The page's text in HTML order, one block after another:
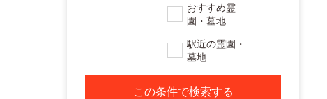
おすすめ霊
園・墓地
駅近の霊園・
墓地
この条件で検索する